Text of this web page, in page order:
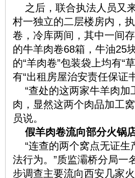
之后，联合执法人员又
村一独立的二层楼房内，
卷，冷库两间，其中一间
的牛羊肉卷68箱，牛油25
的“羊肉卷”包装袋上均有“
有“出租房屋治安责任保证
“查处的这两家牛羊肉
肉，显然这两个肉品加工
员说。
假羊肉卷流向部分火锅
“连查的两个窝点无证生
法行为。”质监灞桥分局一
步调查主要流向西安几家